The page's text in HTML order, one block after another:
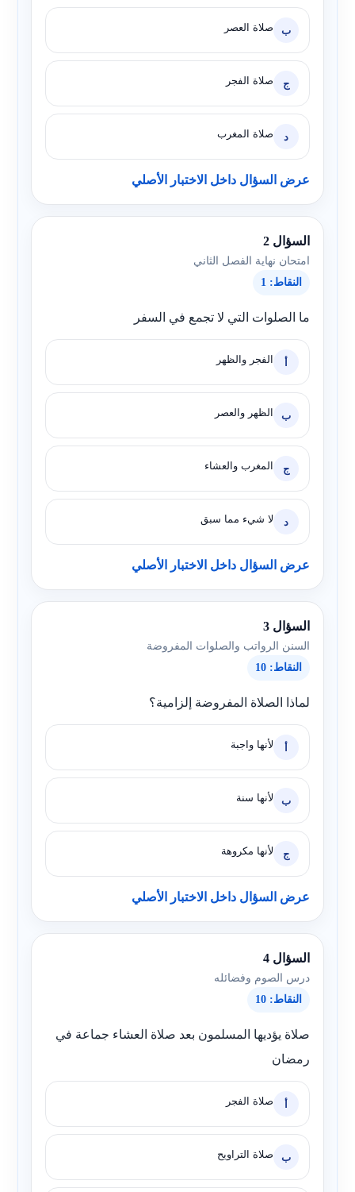
ب صلاة العصر
ج صلاة الفجر
د صلاة المغرب
عرض السؤال داخل الاختبار الأصلي
السؤال 2
امتحان نهاية الفصل الثاني
النقاط: 1
ما الصلوات التي لا تجمع في السفر
أ الفجر والظهر
ب الظهر والعصر
ج المغرب والعشاء
د لا شيء مما سبق
عرض السؤال داخل الاختبار الأصلي
السؤال 3
السنن الرواتب والصلوات المفروضة
النقاط: 10
لماذا الصلاة المفروضة إلزامية؟
أ لأنها واجبة
ب لأنها سنة
ج لأنها مكروهة
عرض السؤال داخل الاختبار الأصلي
السؤال 4
درس الصوم وفضائله
النقاط: 10
صلاة يؤديها المسلمون بعد صلاة العشاء جماعة في
رمضان
أ صلاة الفجر
ب صلاة التراويح